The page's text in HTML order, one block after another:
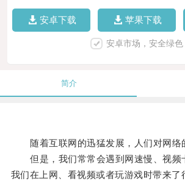
安卓下载 苹果下载
安卓市场，安全绿色
简介
随着互联网的迅猛发展，人们对网络
但是，我们常常会遇到网速慢、视频
我们在上网、看视频或者玩游戏时带来了